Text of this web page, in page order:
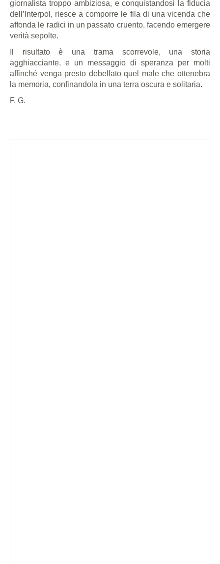
giornalista troppo ambiziosa, e conquistandosi la fiducia
dell’Interpol, riesce a comporre le fila di una vicenda che
affonda le radici in un passato cruento, facendo emergere
verità sepolte.
Il risultato è una trama scorrevole, una storia
agghiacciante, e un messaggio di speranza per molti
affinché venga presto debellato quel male che ottenebra
la memoria, confinandola in una terra oscura e solitaria.
F. G.